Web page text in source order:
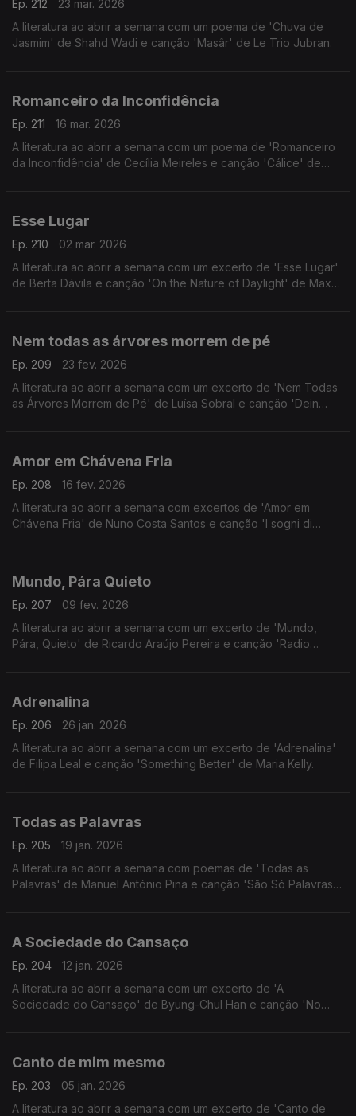
Ep. 212
23 mar. 2026
A literatura ao abrir a semana com um poema de 'Chuva de
Jasmim' de Shahd Wadi e canção 'Masâr' de Le Trio Jubran.
Romanceiro da Inconfidência
Ep. 211
16 mar. 2026
A literatura ao abrir a semana com um poema de 'Romanceiro
da Inconfidência' de Cecília Meireles e canção 'Cálice' de
Esse Lugar
Ep. 210
02 mar. 2026
A literatura ao abrir a semana com um excerto de 'Esse Lugar'
de Berta Dávila e canção 'On the Nature of Daylight' de Max
Nem todas as árvores morrem de pé
Ep. 209
23 fev. 2026
A literatura ao abrir a semana com um excerto de 'Nem Todas
as Árvores Morrem de Pé' de Luísa Sobral e canção 'Dein
Amor em Chávena Fria
Ep. 208
16 fev. 2026
A literatura ao abrir a semana com excertos de 'Amor em
Chávena Fria' de Nuno Costa Santos e canção 'I sogni di
Mundo, Pára Quieto
Ep. 207
09 fev. 2026
A literatura ao abrir a semana com um excerto de 'Mundo,
Pára, Quieto' de Ricardo Araújo Pereira e canção 'Radio
Adrenalina
Ep. 206
26 jan. 2026
A literatura ao abrir a semana com um excerto de 'Adrenalina'
de Filipa Leal e canção 'Something Better' de Maria Kelly.
Todas as Palavras
Ep. 205
19 jan. 2026
A literatura ao abrir a semana com poemas de 'Todas as
Palavras' de Manuel António Pina e canção 'São Só Palavras'
A Sociedade do Cansaço
Ep. 204
12 jan. 2026
A literatura ao abrir a semana com um excerto de 'A
Sociedade do Cansaço' de Byung-Chul Han e canção 'No
Canto de mim mesmo
Ep. 203
05 jan. 2026
A literatura ao abrir a semana com um excerto de 'Canto de